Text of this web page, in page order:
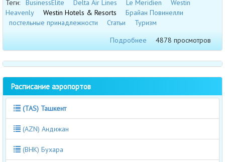
Теги: BusinessElite Delta Air Lines Le Meridien
Westin
Heavenly
Westin Hotels & Resorts
Брайан Повинелли
постельные принадлежности
Статьи
Туризм
Подробнее
4878 просмотров
Расписание аэропортов
(TAS) Ташкент
(AZN) Андижан
(BHK) Бухара